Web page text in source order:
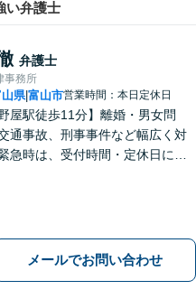
い弁護士
弁護士
事務所
県|富山市営業時間：本日定休日
野屋駅徒歩11分】離婚・男女問
通事故、刑事事件など幅広く対
急時は、受付時間・定休日に関
メールでお問い合わせ